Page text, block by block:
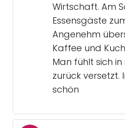
Wirtschaft. Am
Essensgäste
Angenehm
Kaffee und
Man fühlt sich
zurück versetzt.
schön